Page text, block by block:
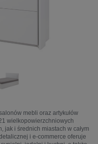
mebli oraz artykułów
wielkopowierzchniowych
jak i średnich miastach w całym
i e-commerce oferuje